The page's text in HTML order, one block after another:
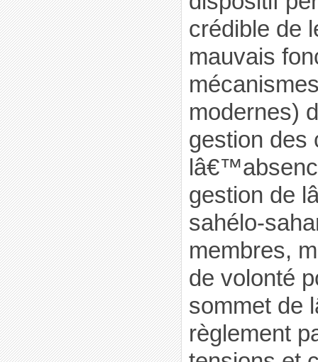
crédible de
mauvais
modernes)
gestion des
gestion de
sahélo-
membres,
de volonté
sommet de
règlement